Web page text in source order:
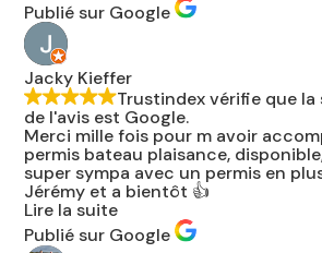
Publié sur Google
Jacky Kieffer
Trustindex vérifie que
de l'avis est Google.
Merci mille fois pour m avoir
permis bateau plaisance,
super sympa avec un permis en
Jérémy et a bientôt 👍
Lire la suite
Publié sur Google